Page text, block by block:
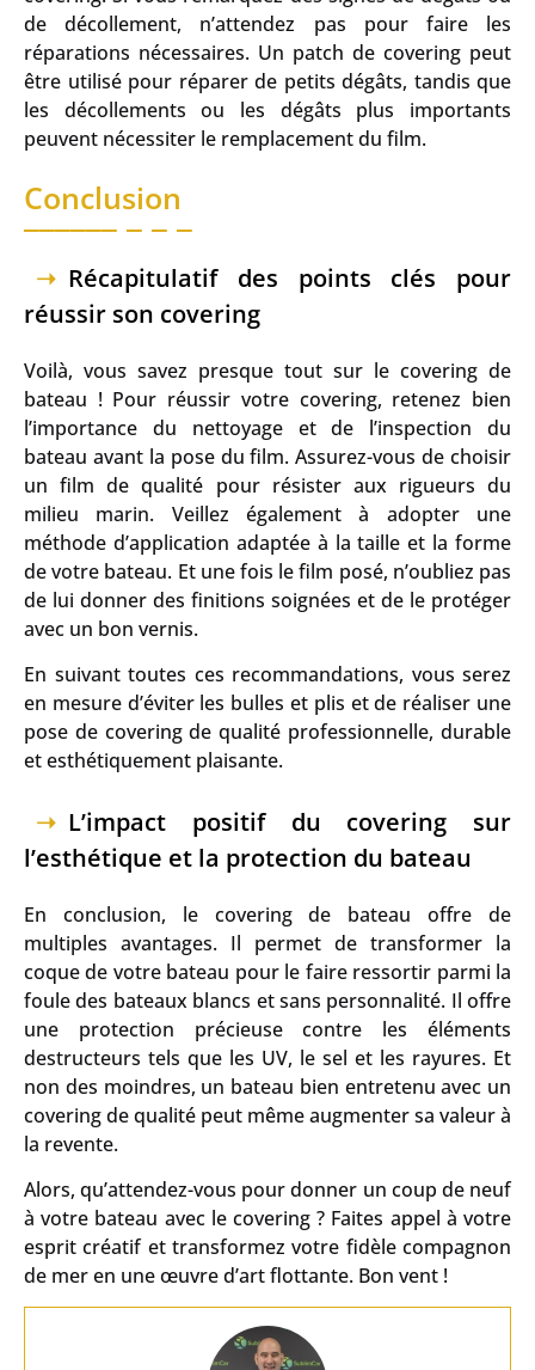
de décollement, n’attendez pas pour faire les
réparations nécessaires. Un patch de covering peut
être utilisé pour réparer de petits dégâts, tandis que
les décollements ou les dégâts plus importants
peuvent nécessiter le remplacement du film.
Conclusion
Récapitulatif des points clés pour
réussir son covering
Voilà, vous savez presque tout sur le covering de
bateau ! Pour réussir votre covering, retenez bien
l’importance du nettoyage et de l’inspection du
bateau avant la pose du film. Assurez-vous de choisir
un film de qualité pour résister aux rigueurs du
milieu marin. Veillez également à adopter une
méthode d’application adaptée à la taille et la forme
de votre bateau. Et une fois le film posé, n’oubliez pas
de lui donner des finitions soignées et de le protéger
avec un bon vernis.
En suivant toutes ces recommandations, vous serez
en mesure d’éviter les bulles et plis et de réaliser une
pose de covering de qualité professionnelle, durable
et esthétiquement plaisante.
L’impact positif du covering sur
l’esthétique et la protection du bateau
En conclusion, le covering de bateau offre de
multiples avantages. Il permet de transformer la
coque de votre bateau pour le faire ressortir parmi la
foule des bateaux blancs et sans personnalité. Il offre
une protection précieuse contre les éléments
destructeurs tels que les UV, le sel et les rayures. Et
non des moindres, un bateau bien entretenu avec un
covering de qualité peut même augmenter sa valeur à
la revente.
Alors, qu’attendez-vous pour donner un coup de neuf
à votre bateau avec le covering ? Faites appel à votre
esprit créatif et transformez votre fidèle compagnon
de mer en une œuvre d’art flottante. Bon vent !